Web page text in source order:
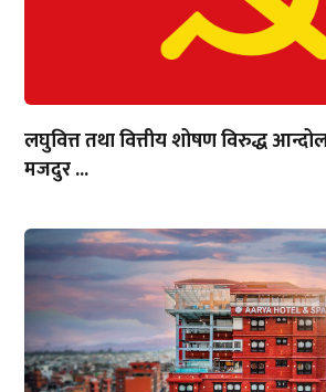
लघुवित्त तथा वित्तीय शोषण विरुद्ध
मजदुर ...